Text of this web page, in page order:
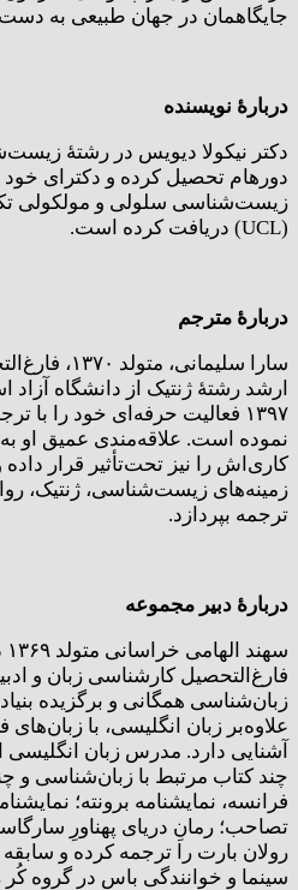
جایگاهمان در جهان طبیعی به دست
دربارۀ نویسنده
دکتر نیکولا دیویس در رشتۀ
دورهام تحصیل کرده و دکترای خود
زیست‌شناسی سلولی و مولکولی
(UCL) دریافت کرده است.
دربارۀ مترجم
سارا
ارشد رشتۀ ژنتیک از دانشگاه
۱۳۹۷ فعالیت حرفه‌ای خود را
نموده است. علاقه‌مندی عمیق او
کاری‌اش را نیز تحت‌تأثیر قرار
زمینه‌های زیست‌شناسی، ژنتیک،
ترجمه بپردازد.
دربارۀ دبیر مجموعه
فارغ‌التحصیل کارشناسی زبان و
زبان‌شناسی همگانی و برگزیده
علاوه‌بر زبان انگلیسی، با زبان‌های
آشنایی دارد. مدرس زبان
چند کتاب مرتبط با زبان‌شناسی و
فرانسه، نمایشنامه برونته؛
تصاحب؛ رمانِ دریای پهناورِ
رولان بارت را ترجمه کرده و
سینما و خوانندگی باس در گروه کُر